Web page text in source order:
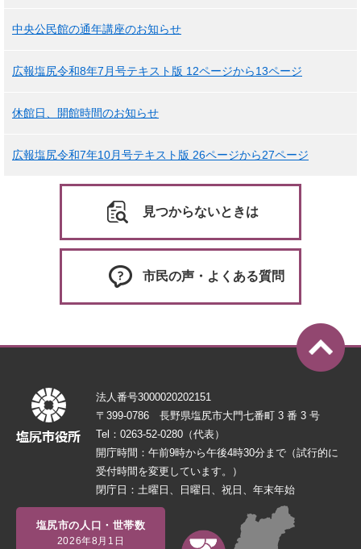
中央公民館の通年講座のお知らせ
広報塩尻令和8年7月号テキスト版 12ページから13ページ
休館日、開館時間のお知らせ
広報塩尻令和7年10月号テキスト版 26ページから27ページ
見つからないときは
市民の声・よくある質問
法人番号3000020202151
〒399-0786 長野県塩尻市大門七番町 3 番 3 号
Tel：0263-52-0280（代表）
開庁時間：午前9時から午後4時30分まで（試行的に
受付時間を変更しています。）
閉庁日：土曜日、日曜日、祝日、年末年始
塩尻市の人口・世帯数
2026年8月1日